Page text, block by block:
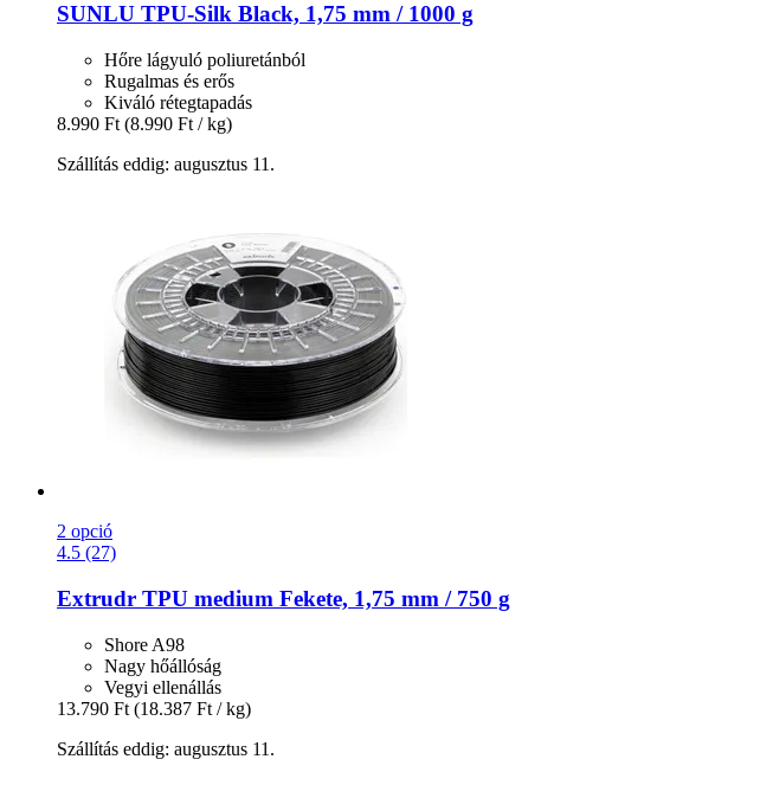
SUNLU TPU-​Silk Black, 1,75 mm / 1000 g
Hőre lágyuló poliuretánból
Rugalmas és erős
Kiváló rétegtapadás
8.990 Ft (8.990 Ft / kg)
Szállítás eddig: augusztus 11.
2 opció
4.5 (27)
Extrudr TPU medium Fekete, 1,75 mm / 750 g
Shore A98
Nagy hőállóság
Vegyi ellenállás
13.790 Ft (18.387 Ft / kg)
Szállítás eddig: augusztus 11.